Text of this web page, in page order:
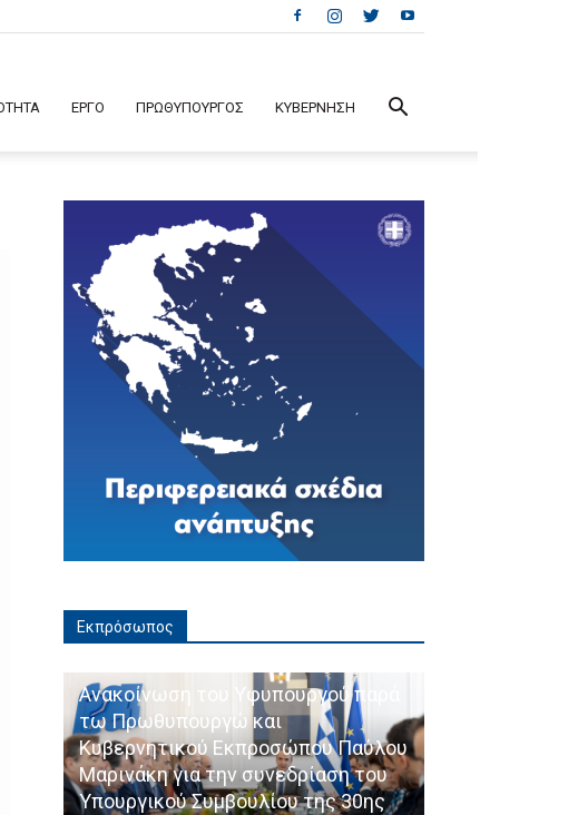
ΕΡΓΟ ΠΡΩΘΥΠΟΥΡΓΟΣ ΚΥΒΕΡΝΗΣΗ
Εκπρόσωπος
Ανακοίνωση του Υφυπουργού παρά
τω Πρωθυπουργώ και
Κυβερνητικού Εκπροσώπου Παύλου
Μαρινάκη για την συνεδρίαση του
Υπουργικού Συμβουλίου της 30ης